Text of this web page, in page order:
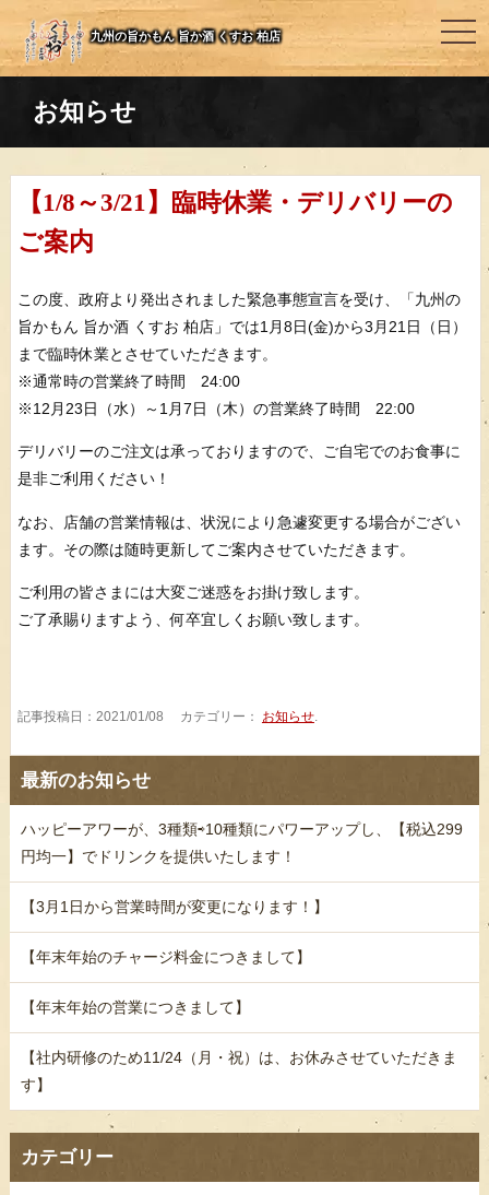
九州の旨かもん 旨か酒 くすお 柏店
お知らせ
【1/8～3/21】臨時休業・デリバリーの
ご案内
この度、政府より発出されました緊急事態宣言を受け、「九州の
旨かもん 旨か酒 くすお 柏店」では1月8日(金)から3月21日（日）
まで臨時休業とさせていただきます。
※通常時の営業終了時間 24:00
※12月23日（水）～1月7日（木）の営業終了時間 22:00
デリバリーのご注文は承っておりますので、ご自宅でのお食事に
是非ご利用ください！
なお、店舗の営業情報は、状況により急遽変更する場合がござい
ます。その際は随時更新してご案内させていただきます。
ご利用の皆さまには大変ご迷惑をお掛け致します。
ご了承賜りますよう、何卒宜しくお願い致します。
記事投稿日：2021/01/08 カテゴリー： お知らせ.
最新のお知らせ
ハッピーアワーが、3種類⇨10種類にパワーアップし、【税込299
円均一】でドリンクを提供いたします！
【3月1日から営業時間が変更になります！】
【年末年始のチャージ料金につきまして】
【年末年始の営業につきまして】
【社内研修のため11/24（月・祝）は、お休みさせていただきま
す】
カテゴリー